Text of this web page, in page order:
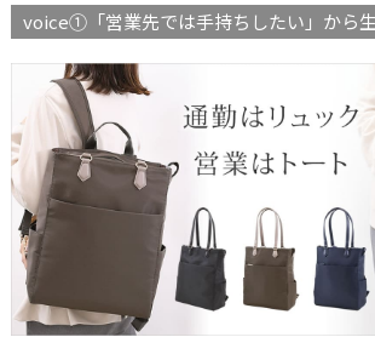
voice①「営業先では手持ちしたい」から